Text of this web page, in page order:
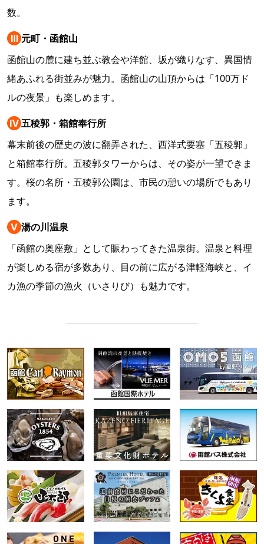
数。
Ⅲ 元町・函館山
函館山の麓に建ち並ぶ教会や洋館、坂が織りなす、異国情
緒あふれる街並みが魅力。函館山の山頂からは「100万ド
ルの夜景」も楽しめます。
Ⅳ五稜郭・箱館奉行所
幕末前後の歴史の波に翻弄された、西洋式要塞「五稜郭」
と箱館奉行所。五稜郭タワーからは、その姿が一望できま
す。桜の名所・五稜郭公園は、市民の憩いの場所でもあり
ます。
Ⅴ 湯の川温泉
「函館の奥座敷」として賑わってきた温泉街。温泉と料理
が楽しめる宿が多数あり、目の前に広がる津軽海峡と、イ
カ漁の季節の漁火（いさりび）も魅力です。